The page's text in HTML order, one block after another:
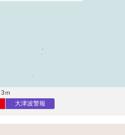
3ｍ
大津波警報